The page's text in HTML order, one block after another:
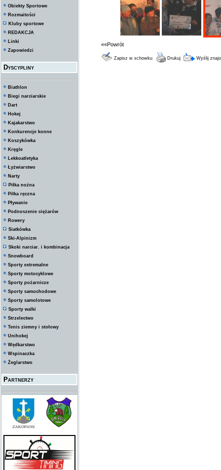
Obiekty Sportowe
Rozmaitości
Kluby sportowe
REDAKCJA
Linki
Zapowiedzi
Dyscypliny
Biathlon
Biegi narciarskie
Dart
Hokej
Kajakarstwo
Konkurencje konne
Koszykówka
Kręgle
Lekkoatletyka
Łyżwiarstwo
Narty
Piłka nożna
Piłka ręczna
Pływanie
Podnoszenie ciężarów
Rowery
Siatkówka
Ski-Alpinizm
Skoki narciar. i kombinacja
Snowboard
Sporty extremalne
Sporty motocyklowe
Sporty pożarnicze
Sporty samochodowe
Sporty samolotowe
Sporty walki
Strzelectwo
Tenis ziemny i stołowy
Unihokej
Wędkarstwo
Wspinaczka
Żeglarstwo
Partnerzy
««Powrót
Zapisz w schowku Drukuj Wyślij